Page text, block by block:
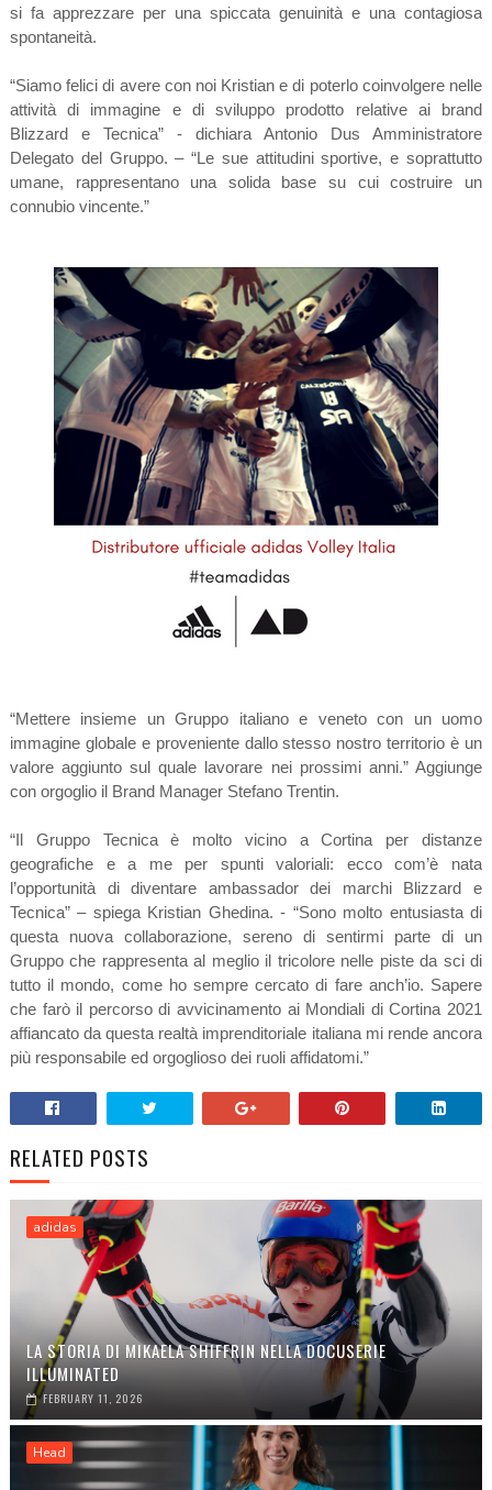
si fa apprezzare per una spiccata genuinità e una contagiosa
spontaneità.
“Siamo felici di avere con noi Kristian e di poterlo coinvolgere nelle
attività di immagine e di sviluppo prodotto relative ai brand
Blizzard e Tecnica” - dichiara Antonio Dus Amministratore
Delegato del Gruppo. – “Le sue attitudini sportive, e soprattutto
umane, rappresentano una solida base su cui costruire un
connubio vincente.”
“Mettere insieme un Gruppo italiano e veneto con un uomo
immagine globale e proveniente dallo stesso nostro territorio è un
valore aggiunto sul quale lavorare nei prossimi anni.” Aggiunge
con orgoglio il Brand Manager Stefano Trentin.
“Il Gruppo Tecnica è molto vicino a Cortina per distanze
geografiche e a me per spunti valoriali: ecco com’è nata
l’opportunità di diventare ambassador dei marchi Blizzard e
Tecnica” – spiega Kristian Ghedina. - “Sono molto entusiasta di
questa nuova collaborazione, sereno di sentirmi parte di un
Gruppo che rappresenta al meglio il tricolore nelle piste da sci di
tutto il mondo, come ho sempre cercato di fare anch’io. Sapere
che farò il percorso di avvicinamento ai Mondiali di Cortina 2021
affiancato da questa realtà imprenditoriale italiana mi rende ancora
più responsabile ed orgoglioso dei ruoli affidatomi.”
RELATED POSTS
adidas
LA STORIA DI MIKAELA SHIFFRIN NELLA DOCUSERIE
ILLUMINATED
FEBRUARY 11, 2026
Head